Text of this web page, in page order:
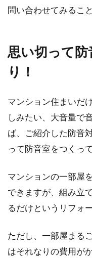
問い合わせてみるこ
思い切って
り！
マンション住まいだ
しみたい、大音量で
ば、ご紹介した防音
って防音室をつくっ
マンションの一部屋
できますが、組み立
るだけというリフォ
ただし、一部屋まる
はそれなりの費用が